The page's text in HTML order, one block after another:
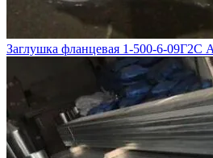
Заглушка фланцевая 1-500-6-09Г2С